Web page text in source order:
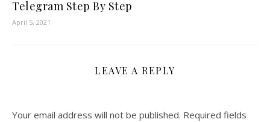
Telegram Step By Step
April 5, 2021
LEAVE A REPLY
Your email address will not be published. Required fields